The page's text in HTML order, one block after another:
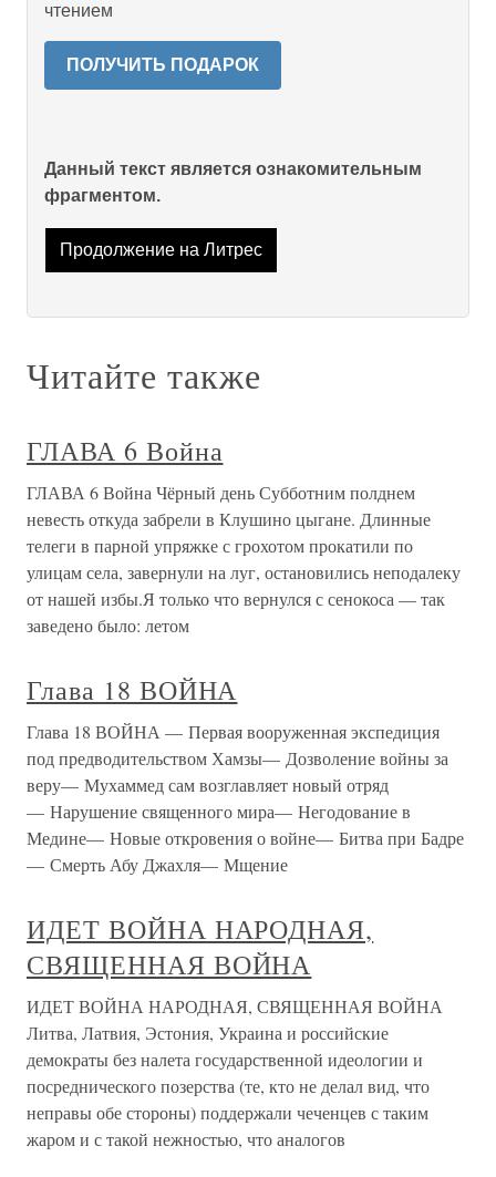
чтением
ПОЛУЧИТЬ ПОДАРОК
Данный текст является ознакомительным
фрагментом.
Продолжение на Литрес
Читайте также
ГЛАВА 6 Война
ГЛАВА 6 Война Чёрный день Субботним полднем
невесть откуда забрели в Клушино цыгане. Длинные
телеги в парной упряжке с грохотом прокатили по
улицам села, завернули на луг, остановились неподалеку
от нашей избы.Я только что вернулся с сенокоса — так
заведено было: летом
Глава 18 ВОЙНА
Глава 18 ВОЙНА — Первая вооруженная экспедиция
под предводительством Хамзы— Дозволение войны за
веру— Мухаммед сам возглавляет новый отряд
— Нарушение священного мира— Негодование в
Медине— Новые откровения о войне— Битва при Бадре
— Смерть Абу Джахля— Мщение
ИДЕТ ВОЙНА НАРОДНАЯ,
СВЯЩЕННАЯ ВОЙНА
ИДЕТ ВОЙНА НАРОДНАЯ, СВЯЩЕННАЯ ВОЙНА
Литва, Латвия, Эстония, Украина и российские
демократы без налета государственной идеологии и
посреднического позерства (те, кто не делал вид, что
неправы обе стороны) поддержали чеченцев с таким
жаром и с такой нежностью, что аналогов